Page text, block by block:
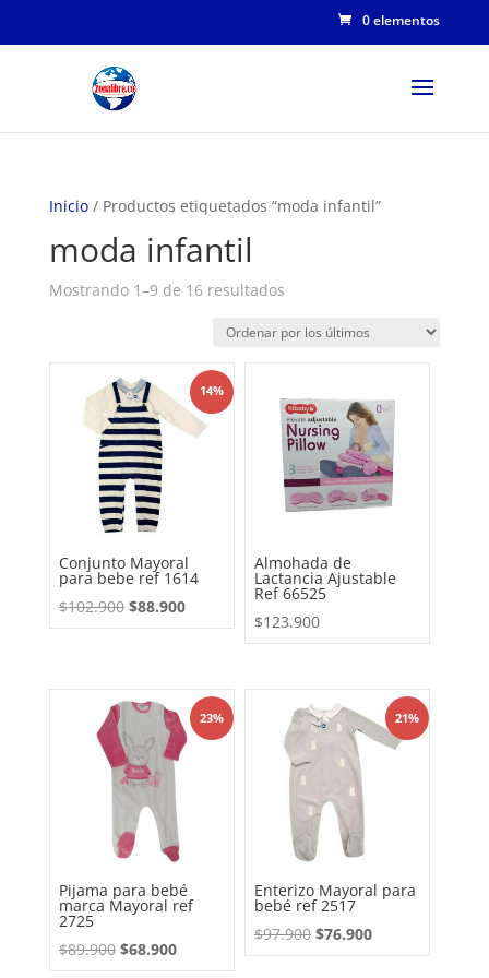
0 elementos
Inicio/ Productos etiquetados “moda infantil”
moda infantil
Mostrando 1–9 de 16 resultadosOrdenado
los
últimos
14%
Conjunto Mayoral
para bebe ref 1614
$102.900 El
precio
$102.900.
$88.900El
precio
$88.900.
Almohada de
Lactancia Ajustable
Ref 66525
$123.900
23%
Pijama para bebé
marca Mayoral ref
2725
$89.900 El
precio
$68.900El
precio
21%
Enterizo Mayoral para
bebé ref 2517
$97.900 El
precio
$76.900El
precio